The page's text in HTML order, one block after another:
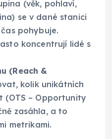
(věk, pohlaví,
se v dané stanici
pohybuje.
koncentrují lidé s
(Reach &
kolik unikátních
(OTS – Opportunity
zasáhla, a to
metrikami.